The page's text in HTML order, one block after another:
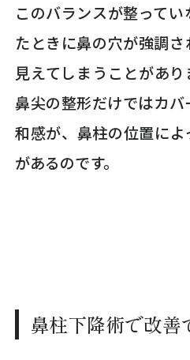
このバランスが整って
たときに鼻の穴が強調
見えてしまうことがあ
鼻尖の整形だけではカ
和感が、鼻柱の位置に
があるのです。
鼻柱下降術で改善